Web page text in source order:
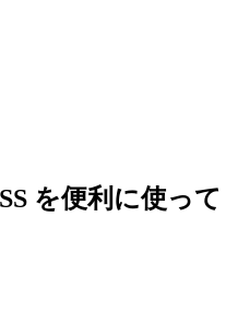
を便利に使って